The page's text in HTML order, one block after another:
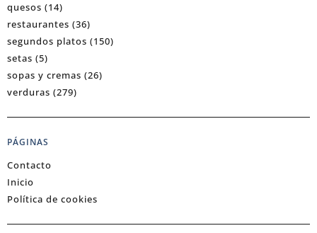
quesos (14)
restaurantes (36)
segundos platos (150)
setas (5)
sopas y cremas (26)
verduras (279)
PÁGINAS
Contacto
Inicio
Política de cookies